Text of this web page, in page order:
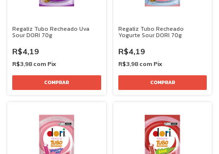
Regaliz Tubo Recheado Uva
Sour DORI 70g
R$4,19
R$3,98 com Pix
Regaliz Tubo Recheado
Yogurte Sour DORI 70g
R$4,19
R$3,98 com Pix